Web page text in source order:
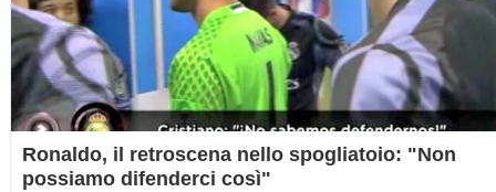
Ronaldo, il retroscena nello spogliatoio: "Non
possiamo difenderci così"